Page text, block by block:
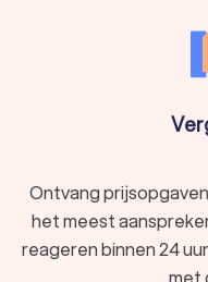
voldoet aan jouw
vrijblijvend offertes aan
Maarssen. Hier zijn
Bekijk het portfolio van
krijgen van eerdere
cruciale rol bij het
indrukwekkend portfolio
Ontvang
het meest
reageren binnen 24
met